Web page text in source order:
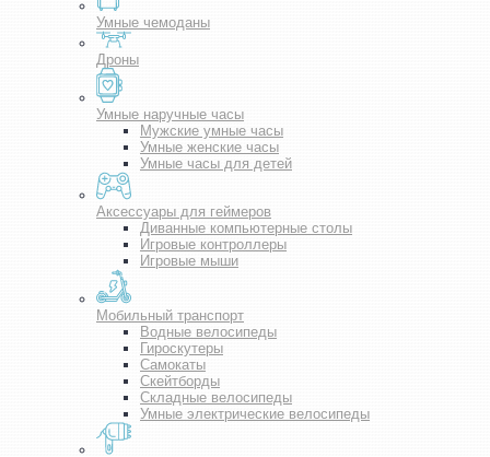
Умные чемоданы
Дроны
Умные наручные часы
Мужские умные часы
Умные женские часы
Умные часы для детей
Аксессуары для геймеров
Диванные компьютерные столы
Игровые контроллеры
Игровые мыши
Мобильный транспорт
Водные велосипеды
Гироскутеры
Самокаты
Скейтборды
Складные велосипеды
Умные электрические велосипеды